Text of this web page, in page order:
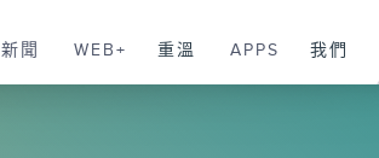
新聞 WEB+ 重溫 APPS 我們